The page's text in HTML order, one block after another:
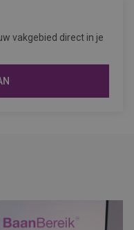
vakgebied direct in je